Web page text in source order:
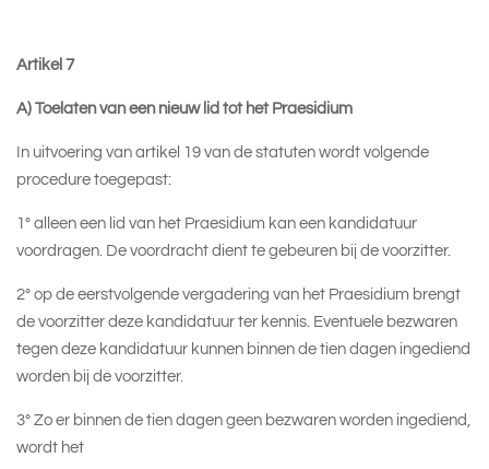
Artikel 7
A) Toelaten van een nieuw lid tot het Praesidium
In uitvoering van artikel 19 van de statuten wordt volgende
procedure toegepast:
1° alleen een lid van het Praesidium kan een kandidatuur
voordragen. De voordracht dient te gebeuren bij de voorzitter.
2° op de eerstvolgende vergadering van het Praesidium brengt
de voorzitter deze kandidatuur ter kennis. Eventuele bezwaren
tegen deze kandidatuur kunnen binnen de tien dagen ingediend
worden bij de voorzitter.
3° Zo er binnen de tien dagen geen bezwaren worden ingediend,
wordt het